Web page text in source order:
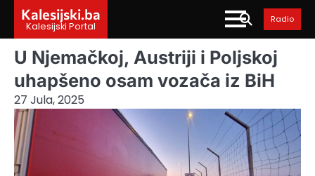
content
Kalesijski.ba
Kalesijski Portal
Radio
U Njemačkoj, Austriji i Poljskoj
uhapšeno osam vozača iz BiH
27 Jula, 2025